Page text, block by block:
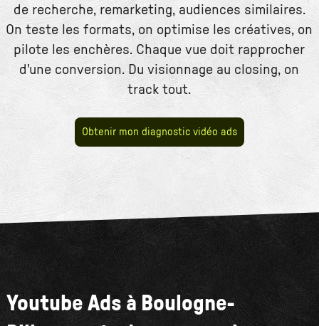
de recherche, remarketing, audiences similaires.
On teste les formats, on optimise les créatives, on
pilote les enchères. Chaque vue doit rapprocher
d'une conversion. Du visionnage au closing, on
track tout.
Obtenir mon diagnostic vidéo ads
Youtube Ads à Boulogne-